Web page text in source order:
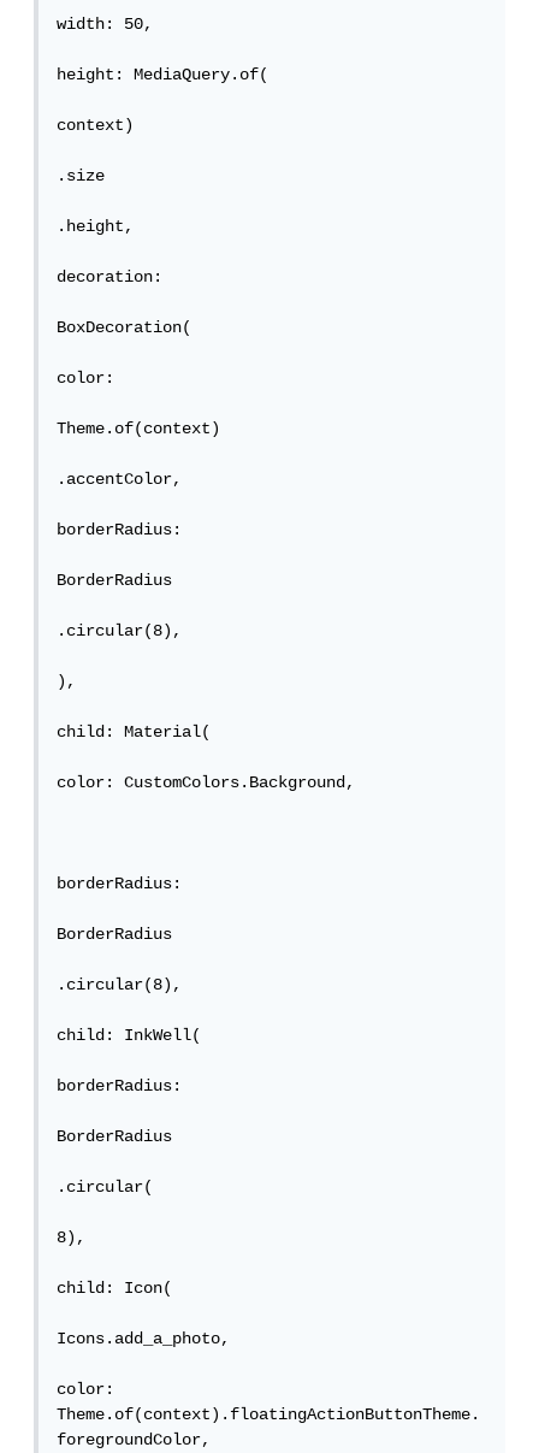
width: 50,
height: MediaQuery.of(
context)
.size
.height,
decoration:
BoxDecoration(
color:
Theme.of(context)
.accentColor,
borderRadius:
BorderRadius
.circular(8),
),
child: Material(
color: CustomColors.Background,
borderRadius:
BorderRadius
.circular(8),
child: InkWell(
borderRadius:
BorderRadius
.circular(
8),
child: Icon(
Icons.add_a_photo,
color:
Theme.of(context).floatingActionButtonTheme.
foregroundColor,